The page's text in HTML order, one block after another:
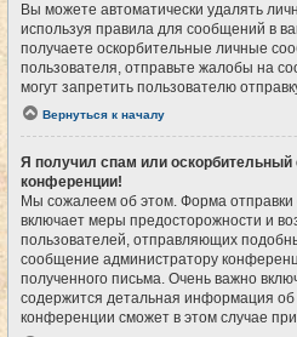
Вы можете автоматически удалять
используя правила для сообщений в
получаете оскорбительные личные
пользователя, отправьте жалобы на
могут запретить пользователю
Вернуться к началу
Я получил спам или оскорбительный
конференции!
Мы сожалеем об этом. Форма
включает меры предосторожности и
пользователей, отправляющих
сообщение администратору
полученного письма. Очень важно
содержится детальная информация
конференции сможет в этом случае